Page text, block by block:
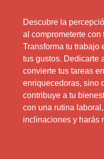
Descubre la
al comprometerte
Transforma tu trabajo
tus gustos. Dedicarte
convierte tus tareas
enriquecedoras, sino
contribuye a tu
con una rutina
inclinaciones y harás